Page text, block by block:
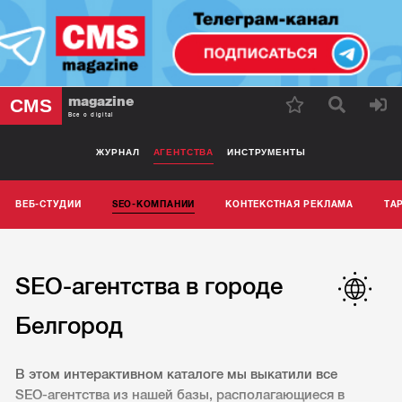
CMS magazine
Все о digital
ЖУРНАЛ АГЕНТСТВА ИНСТРУМЕНТЫ
ВЕБ-СТУДИИ SEO-КОМПАНИИ КОНТЕКСТНАЯ РЕКЛАМА
SEO-агентства в городе
Белгород
В этом интерактивном каталоге мы выкатили все
SEO-агентства из нашей базы, располагающиеся в